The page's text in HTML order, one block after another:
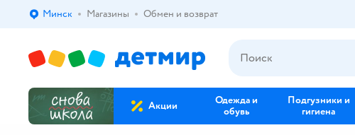
Выбор адреса доставки.
Минск Магазины Обмен и возврат
Акции
Одежда и
обувь
Подгузники и
гигиена